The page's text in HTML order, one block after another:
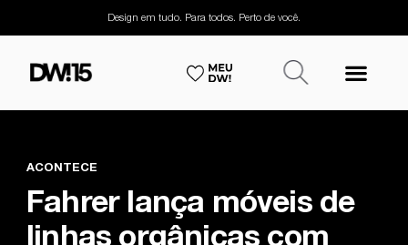
Design em tudo. Para todos. Perto de você.
ACONTECE
Fahrer lança móveis de